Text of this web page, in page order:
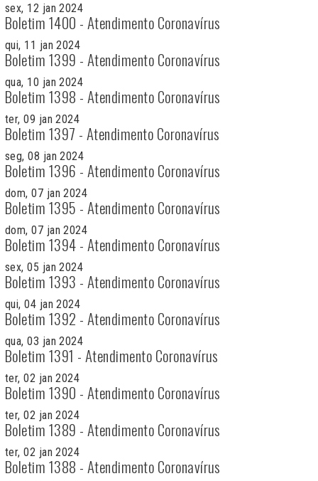
sex, 12 jan 2024
Boletim 1400 - Atendimento Coronavírus
qui, 11 jan 2024
Boletim 1399 - Atendimento Coronavírus
qua, 10 jan 2024
Boletim 1398 - Atendimento Coronavírus
ter, 09 jan 2024
Boletim 1397 - Atendimento Coronavírus
seg, 08 jan 2024
Boletim 1396 - Atendimento Coronavírus
dom, 07 jan 2024
Boletim 1395 - Atendimento Coronavírus
dom, 07 jan 2024
Boletim 1394 - Atendimento Coronavírus
sex, 05 jan 2024
Boletim 1393 - Atendimento Coronavírus
qui, 04 jan 2024
Boletim 1392 - Atendimento Coronavírus
qua, 03 jan 2024
Boletim 1391 - Atendimento Coronavírus
ter, 02 jan 2024
Boletim 1390 - Atendimento Coronavírus
ter, 02 jan 2024
Boletim 1389 - Atendimento Coronavírus
ter, 02 jan 2024
Boletim 1388 - Atendimento Coronavírus